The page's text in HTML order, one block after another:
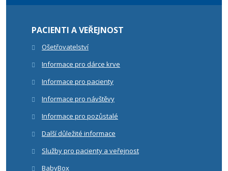
PACIENTI A VEŘEJNOST
Ošetřovatelství
Informace pro dárce krve
Informace pro pacienty
Informace pro návštěvy
Informace pro pozůstalé
Další důležité informace
Služby pro pacienty a veřejnost
BabyBox